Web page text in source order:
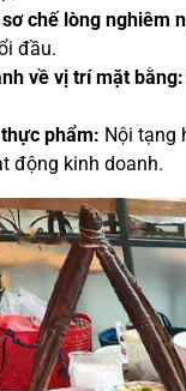
chế lòng nghiêm
đầu.
về vị trí mặt bằng:
phẩm: Nội tạng
động kinh doanh.